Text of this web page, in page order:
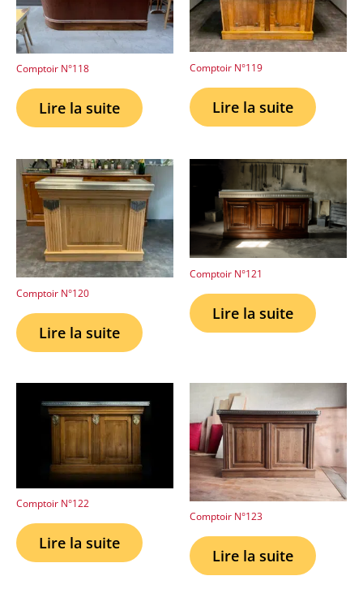
Comptoir N°118
Lire la suite
Comptoir N°119
Lire la suite
Comptoir N°120
Lire la suite
Comptoir N°121
Lire la suite
Comptoir N°122
Lire la suite
Comptoir N°123
Lire la suite